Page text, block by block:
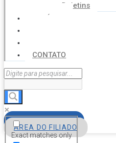
Boletins
NOTÍCIAS
CONTATO
Exact matches only
ÁREA DO FILIADO